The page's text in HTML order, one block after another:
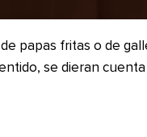
papas fritas o de
se dieran